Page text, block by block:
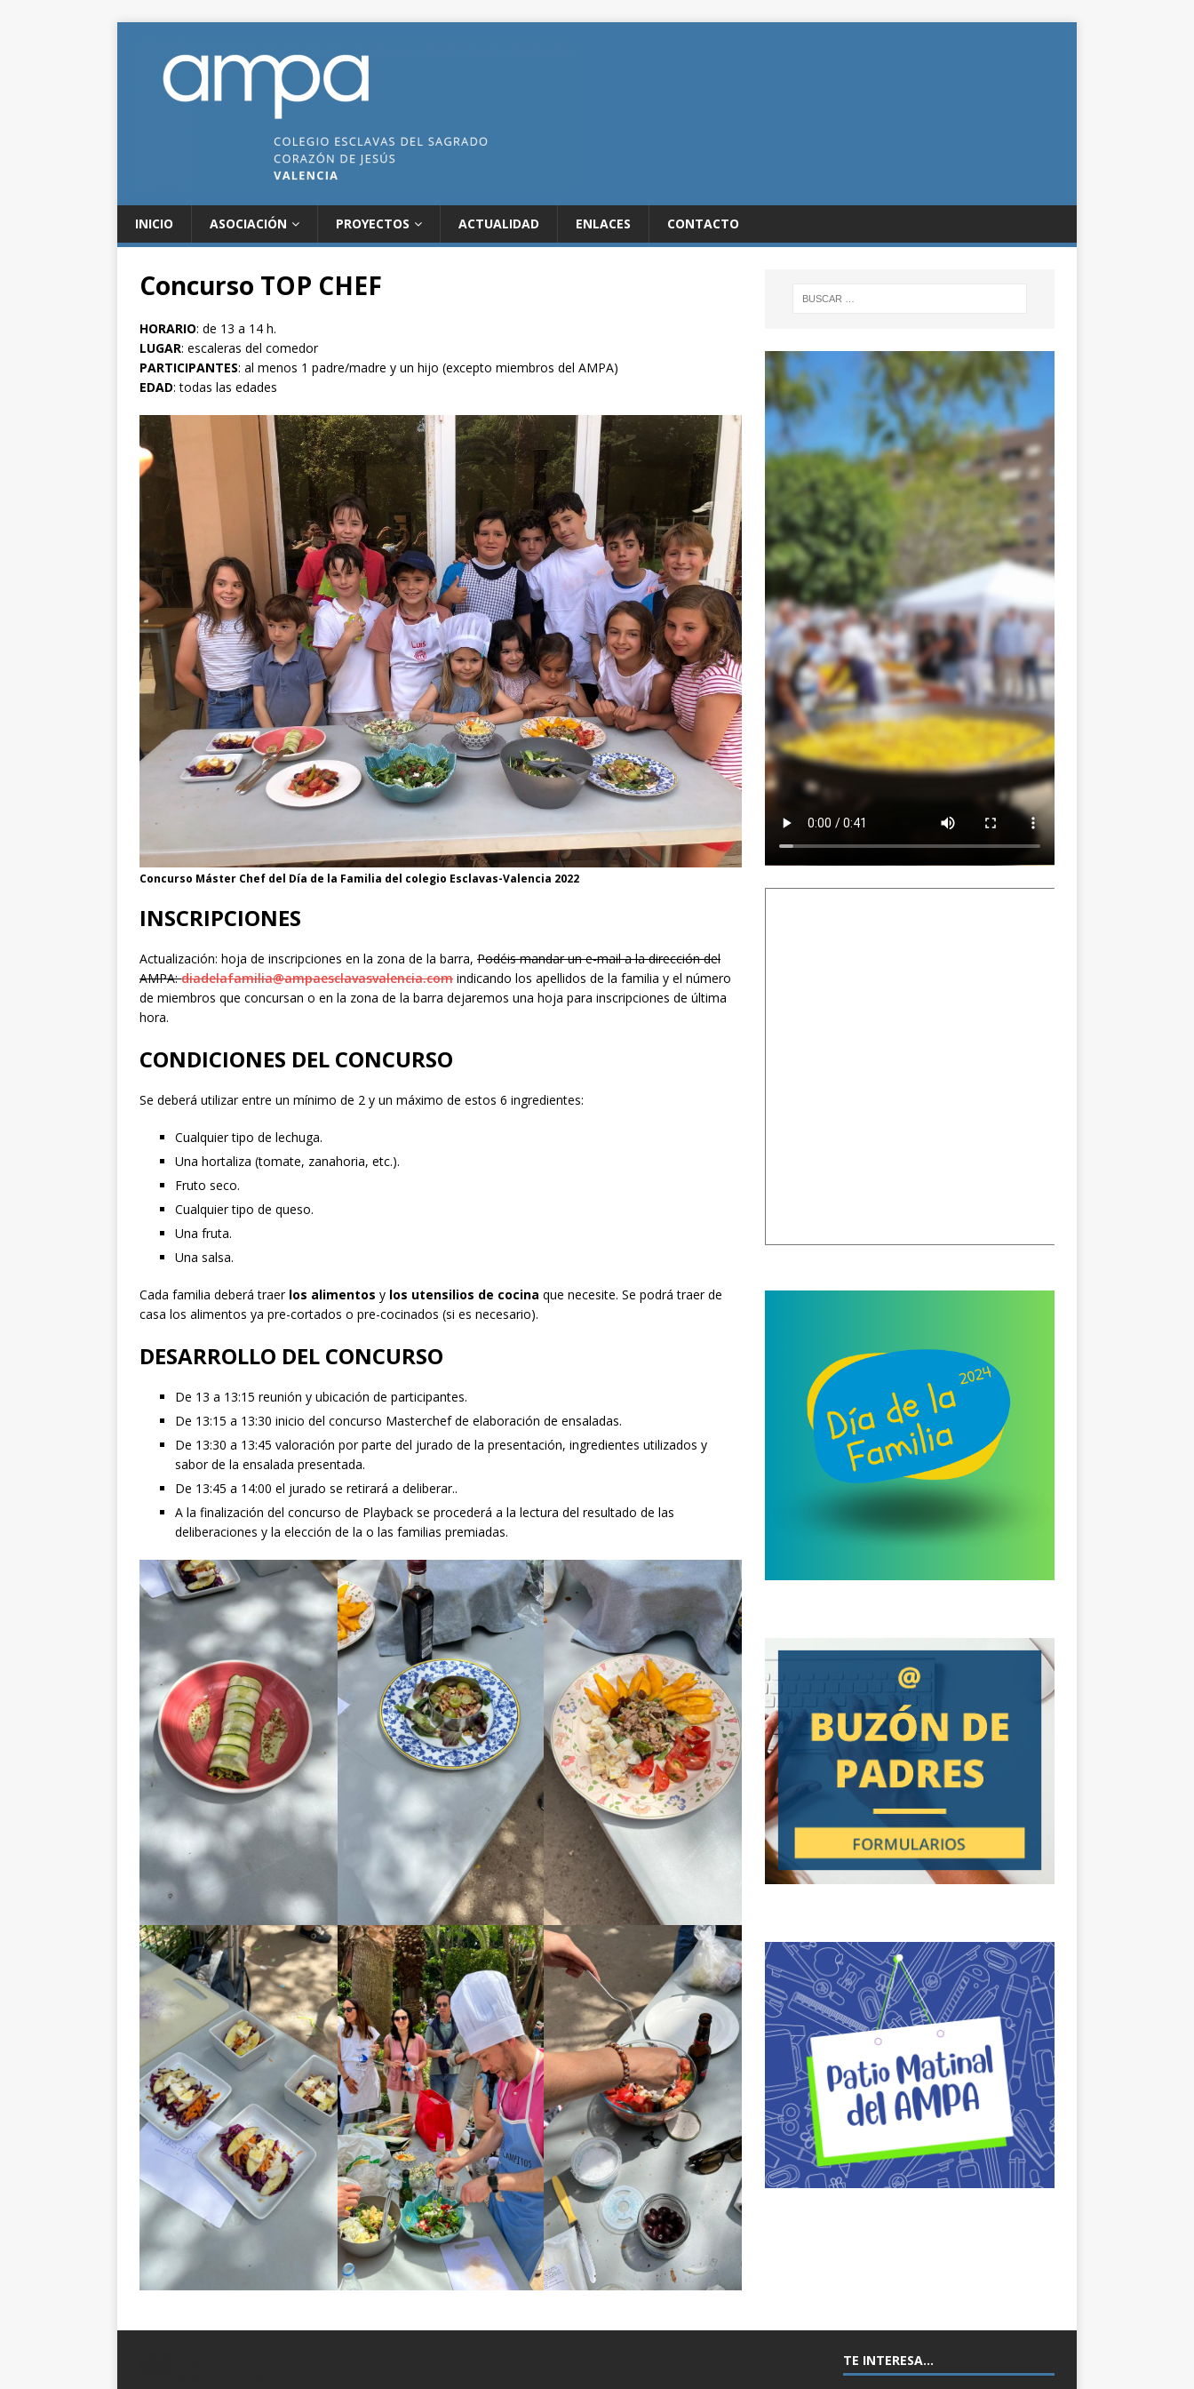
INICIO ASOCIACIÓN PROYECTOS ACTUALIDAD ENLACES CONTACTO
Concurso TOP CHEF
HORARIO: de 13 a 14 h.
LUGAR: escaleras del comedor
PARTICIPANTES: al menos 1 padre/madre y un hijo (excepto miembros del AMPA)
EDAD: todas las edades
Concurso Máster Chef del Día de la Familia del colegio Esclavas-Valencia 2022
INSCRIPCIONES
Actualización: hoja de inscripciones en la zona de la barra, Podéis mandar un e-mail a la dirección del
AMPA:diadelafamilia@ampaesclavasvalencia.com indicando los apellidos de la familia y el número
de miembros que concursan o en la zona de la barra dejaremos una hoja para inscripciones de última
hora.
CONDICIONES DEL CONCURSO
Se deberá utilizar entre un mínimo de 2 y un máximo de estos 6 ingredientes:
Cualquier tipo de lechuga.
Una hortaliza (tomate, zanahoria, etc.).
Fruto seco.
Cualquier tipo de queso.
Una fruta.
Una salsa.
Cada familia deberá traer los alimentos y los utensilios de cocina que necesite. Se podrá traer de
casa los alimentos ya pre-cortados o pre-cocinados (si es necesario).
DESARROLLO DEL CONCURSO
De 13 a 13:15 reunión y ubicación de participantes.
De 13:15 a 13:30 inicio del concurso Masterchef de elaboración de ensaladas.
De 13:30 a 13:45 valoración por parte del jurado de la presentación, ingredientes utilizados y
sabor de la ensalada presentada.
De 13:45 a 14:00 el jurado se retirará a deliberar..
A la finalización del concurso de Playback se procederá a la lectura del resultado de las
deliberaciones y la elección de la o las familias premiadas.
TE INTERESA…